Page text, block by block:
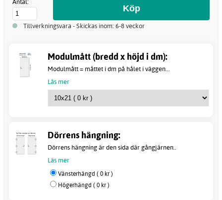
Antal:
Tillverkningsvara - Skickas inom: 6-8 veckor
Modulmått (bredd x höjd i dm):
Modulmått = måttet i dm på hålet i väggen...
Läs mer
Dörrens hängning:
Dörrens hängning är den sida där gångjärnen..
Läs mer
Vänsterhängd ( 0 kr )
Högerhängd ( 0 kr )